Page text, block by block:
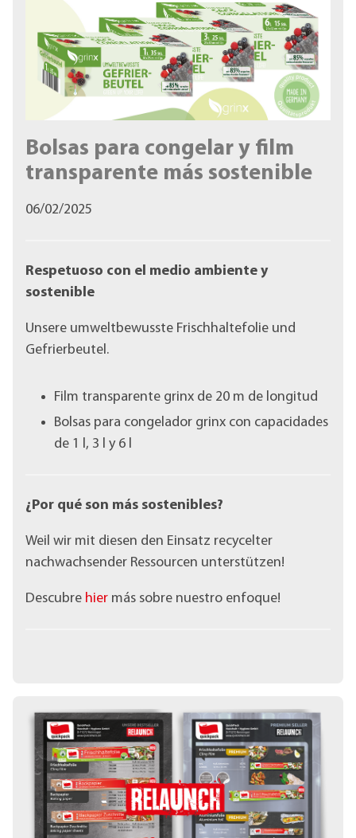
Bolsas para congelar y film
transparente más sostenible
06/02/2025
Respetuoso con el medio ambiente y
sostenible
Unsere umweltbewusste Frischhaltefolie und
Gefrierbeutel.
Film transparente grinx de 20 m de longitud
Bolsas para congelador grinx con capacidades
de 1 l, 3 l y 6 l
¿Por qué son más sostenibles?
Weil wir mit diesen den Einsatz recycelter
nachwachsender Ressourcen unterstützen!
Descubre hier más sobre nuestro enfoque!